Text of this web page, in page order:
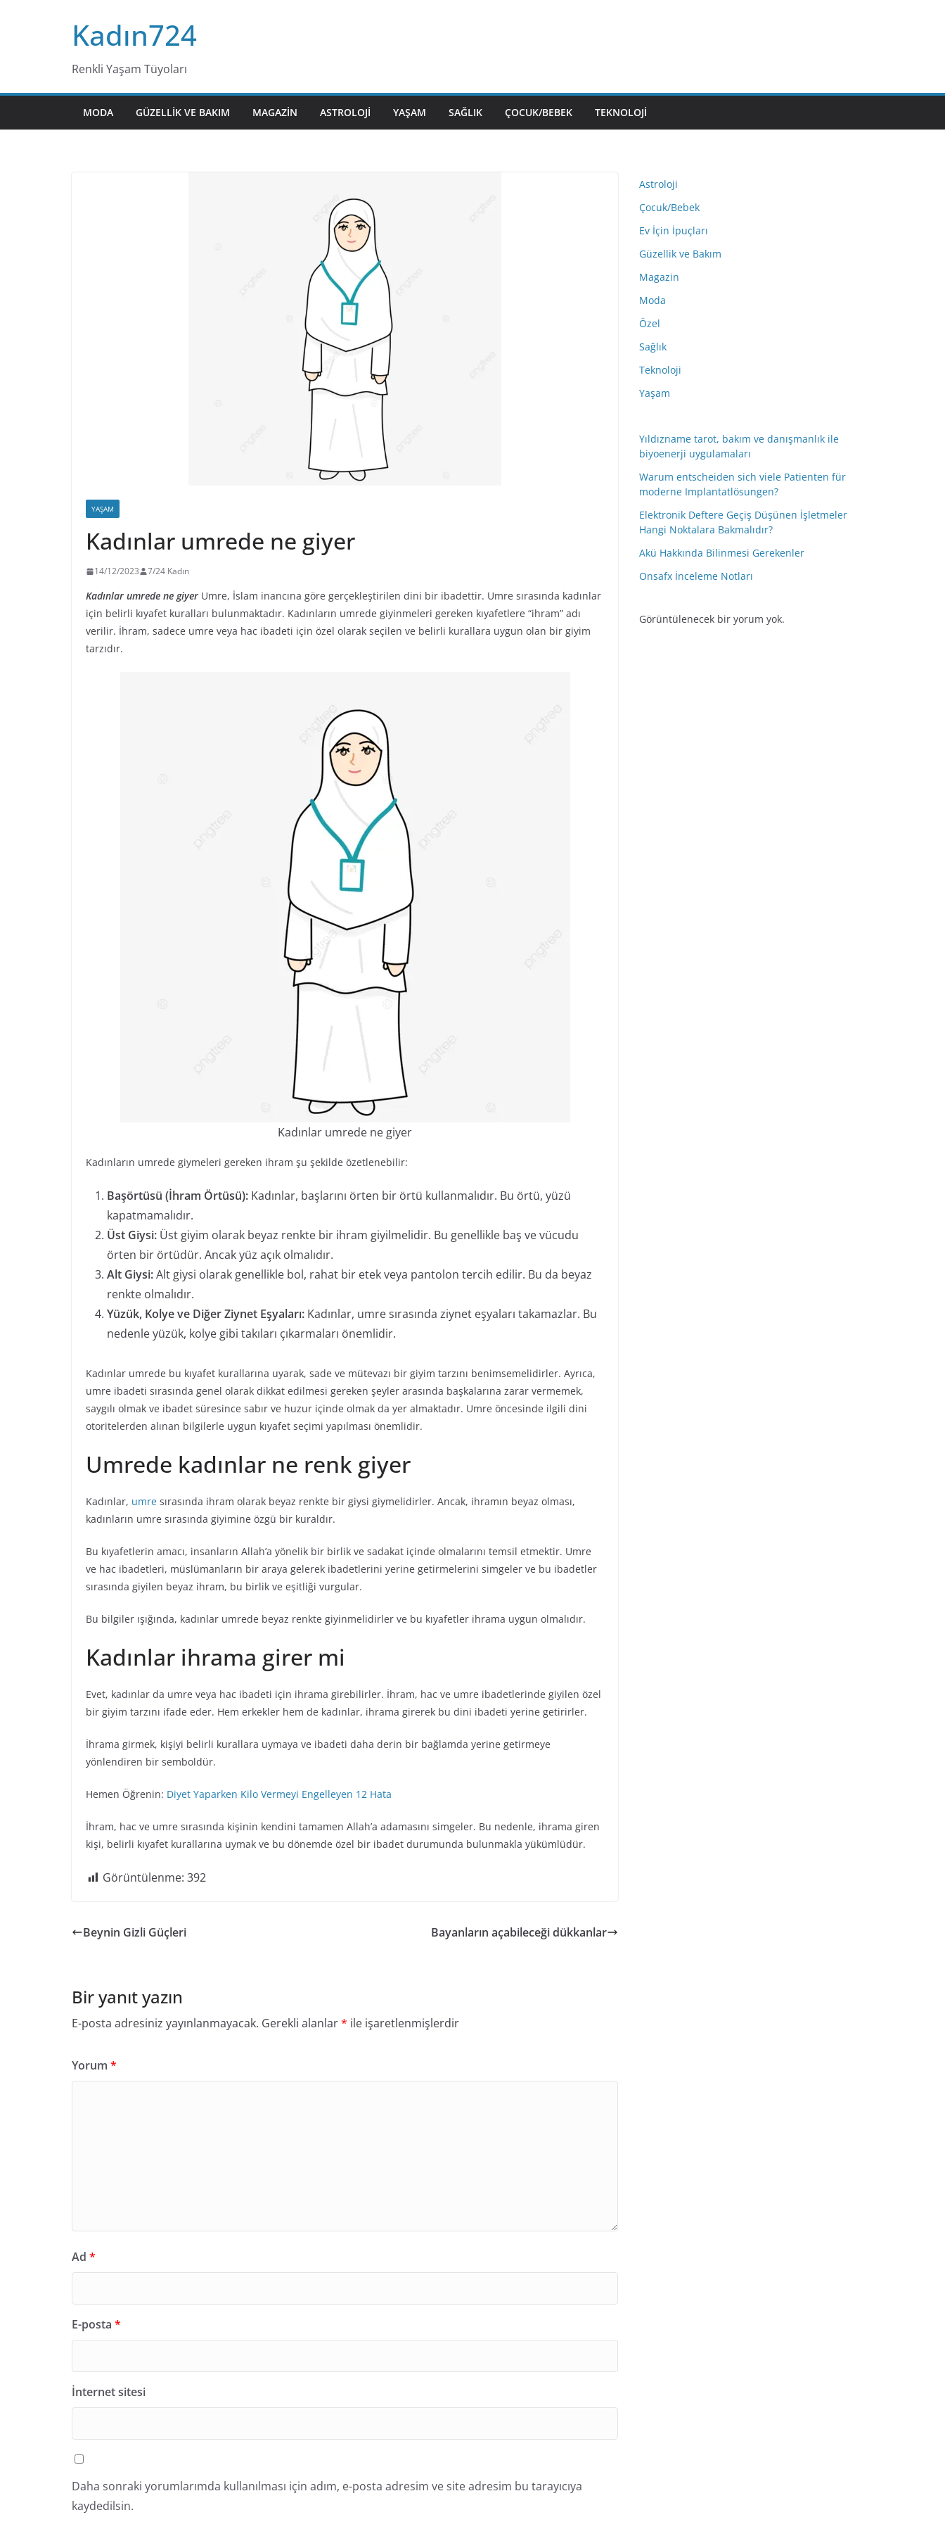
Kadın724
Renkli Yaşam Tüyoları
MODA GÜZELLIK VE BAKIM MAGAZIN ASTROLOJI YAŞAM SAĞLIK ÇOCUK/BEBEK TEKNOLOJI
YAŞAM
Kadınlar umrede ne giyer
14/12/2023 7/24 Kadın
Kadınlar umrede ne giyer Umre, İslam inancına göre gerçekleştirilen dini bir ibadettir. Umre sırasında kadınlar
için belirli kıyafet kuralları bulunmaktadır. Kadınların umrede giyinmeleri gereken kıyafetlere “ihram” adı
verilir. İhram, sadece umre veya hac ibadeti için özel olarak seçilen ve belirli kurallara uygun olan bir giyim
tarzıdır.
Kadınlar umrede ne giyer
Kadınların umrede giymeleri gereken ihram şu şekilde özetlenebilir:
Başörtüsü (İhram Örtüsü): Kadınlar, başlarını örten bir örtü kullanmalıdır. Bu örtü, yüzü
kapatmamalıdır.
Üst Giysi: Üst giyim olarak beyaz renkte bir ihram giyilmelidir. Bu genellikle baş ve vücudu
örten bir örtüdür. Ancak yüz açık olmalıdır.
Alt Giysi:Alt giysi olarak genellikle bol, rahat bir etek veya pantolon tercih edilir. Bu da beyaz
renkte olmalıdır.
Yüzük, Kolye ve Diğer Ziynet Eşyaları: Kadınlar, umre sırasında ziynet eşyaları takamazlar. Bu
nedenle yüzük, kolye gibi takıları çıkarmaları önemlidir.
Kadınlar umrede bu kıyafet kurallarına uyarak, sade ve mütevazı bir giyim tarzını benimsemelidirler. Ayrıca,
umre ibadeti sırasında genel olarak dikkat edilmesi gereken şeyler arasında başkalarına zarar vermemek,
saygılı olmak ve ibadet süresince sabır ve huzur içinde olmak da yer almaktadır. Umre öncesinde ilgili dini
otoritelerden alınan bilgilerle uygun kıyafet seçimi yapılması önemlidir.
Umrede kadınlar ne renk giyer
Kadınlar, umre sırasında ihram olarak beyaz renkte bir giysi giymelidirler. Ancak, ihramın beyaz olması,
kadınların umre sırasında giyimine özgü bir kuraldır.
Bu kıyafetlerin amacı, insanların Allah’a yönelik bir birlik ve sadakat içinde olmalarını temsil etmektir. Umre
ve hac ibadetleri, müslümanların bir araya gelerek ibadetlerini yerine getirmelerini simgeler ve bu ibadetler
sırasında giyilen beyaz ihram, bu birlik ve eşitliği vurgular.
Bu bilgiler ışığında, kadınlar umrede beyaz renkte giyinmelidirler ve bu kıyafetler ihrama uygun olmalıdır.
Kadınlar ihrama girer mi
Evet, kadınlar da umre veya hac ibadeti için ihrama girebilirler. İhram, hac ve umre ibadetlerinde giyilen özel
bir giyim tarzını ifade eder. Hem erkekler hem de kadınlar, ihrama girerek bu dini ibadeti yerine getirirler.
İhrama girmek, kişiyi belirli kurallara uymaya ve ibadeti daha derin bir bağlamda yerine getirmeye
yönlendiren bir semboldür.
Hemen Öğrenin: Diyet Yaparken Kilo Vermeyi Engelleyen 12 Hata
İhram, hac ve umre sırasında kişinin kendini tamamen Allah’a adamasını simgeler. Bu nedenle, ihrama giren
kişi, belirli kıyafet kurallarına uymak ve bu dönemde özel bir ibadet durumunda bulunmakla yükümlüdür.
Görüntülenme: 392
Beynin Gizli Güçleri Bayanların açabileceği dükkanlar
Bir yanıt yazın
E-posta adresiniz yayınlanmayacak. Gerekli alanlar* ile işaretlenmişlerdir
Yorum *
Ad *
E-posta *
İnternet sitesi
Daha sonraki yorumlarımda kullanılması için adım, e-posta adresim ve site adresim bu tarayıcıya
kaydedilsin.
Astroloji
Çocuk/Bebek
Ev İçin İpuçları
Güzellik ve Bakım
Magazin
Moda
Özel
Sağlık
Teknoloji
Yaşam
Yıldızname tarot, bakım ve danışmanlık ile
biyoenerji uygulamaları
Warum entscheiden sich viele Patienten für
moderne Implantatlösungen?
Elektronik Deftere Geçiş Düşünen İşletmeler
Hangi Noktalara Bakmalıdır?
Akü Hakkında Bilinmesi Gerekenler
Onsafx İnceleme Notları
Görüntülenecek bir yorum yok.